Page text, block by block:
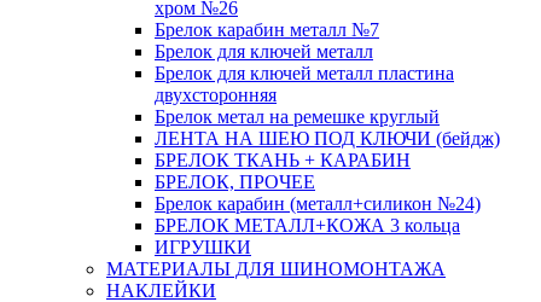
хром №26
Брелок карабин металл №7
Брелок для ключей металл
Брелок для ключей металл пластина
двухсторонняя
Брелок метал на ремешке круглый
ЛЕНТА НА ШЕЮ ПОД КЛЮЧИ (бейдж)
БРЕЛОК ТКАНЬ + КАРАБИН
БРЕЛОК, ПРОЧЕЕ
Брелок карабин (металл+силикон №24)
БРЕЛОК МЕТАЛЛ+КОЖА 3 кольца
ИГРУШКИ
МАТЕРИАЛЫ ДЛЯ ШИНОМОНТАЖА
НАКЛЕЙКИ